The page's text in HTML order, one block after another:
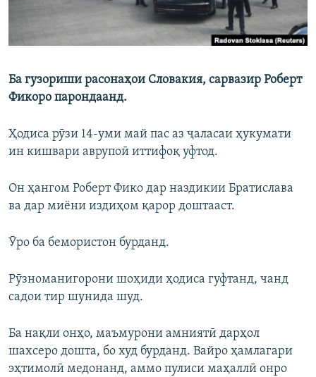
Ба гузориши расонаҳои Словакия, сарвазир Роберт
Фикоро парондаанд.
Ҳодиса рӯзи 14-уми май пас аз ҷаласаи ҳукумати
ин кишвари аврупоӣ иттифоқ уфтод.
Он ҳангом Роберт Фико дар наздикии Братислава
ва дар миёни издиҳом қарор доштааст.
Ӯро ба бемористон бурданд.
Рӯзноманигорони шоҳиди ҳодиса гуфтанд, чанд
садои тир шунида шуд.
Ба нақли онҳо, маъмурони амниятӣ дарҳол
шахсеро дошта, бо худ бурданд. Вайро ҳамлагари
эҳтимолӣ медонанд, аммо пулиси маҳаллӣ онро